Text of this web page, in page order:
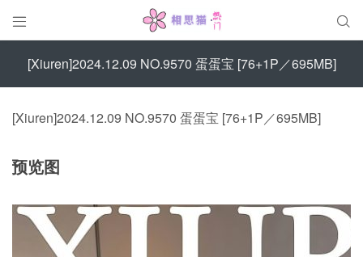
 
[Xiuren]2024.12.09 NO.9570 蛋蛋宝 [76+1P／695MB]
[Xiuren]2024.12.09 NO.9570 蛋蛋宝 [76+1P／695MB]
预览图